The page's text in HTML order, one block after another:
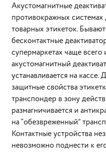
Акустомагнитные
противокражных системах
товарных этикеток.
бесконтактные
супермаркетах чаще всего
акустомагнитный
устанавливается на кассе.
защитные свойства
транспондер в зону
размагничивается и
на “обезвреженный”
Контактные устройства
невозможно поднести к